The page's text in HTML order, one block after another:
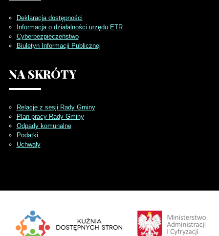
Deklaracja dostępności
Informacja o działalności urzędu ETR
Cyberbezpieczeństwo
Biuletyn Informacji Publicznej
NA SKRÓTY
Relacje z sesji Rady Gminy
Plan pracy Rady Gminy
Odpady komunalne
Podatki
Uchwały